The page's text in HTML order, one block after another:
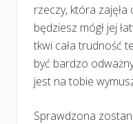
rzeczy, która zajęła
będziesz mógł jej
tkwi cała trudność
być bardzo
jest na tobie
Sprawdzona